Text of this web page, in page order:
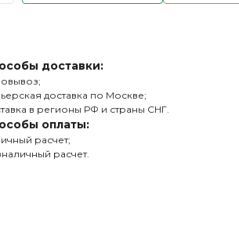
доставки:
доставка по Москве;
в регионы РФ и страны СНГ.
оплаты:
расчет;
расчет.